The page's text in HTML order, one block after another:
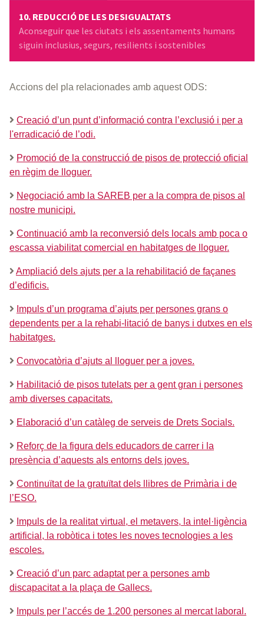
10. REDUCCIÓ DE LES DESIGUALTATS
Aconseguir que les ciutats i els assentaments humans
siguin inclusius, segurs, resilients i sostenibles
Accions del pla relacionades amb aquest ODS:
Creació d’un punt d’informació contra l’exclusió i per a
l'erradicació de l’odi.
Promoció de la construcció de pisos de protecció oficial
en règim de lloguer.
Negociació amb la SAREB per a la compra de pisos al
nostre municipi.
Continuació amb la reconversió dels locals amb poca o
escassa viabilitat comercial en habitatges de lloguer.
Ampliació dels ajuts per a la rehabilitació de façanes
d’edificis.
Impuls d’un programa d’ajuts per persones grans o
dependents per a la rehabi-litació de banys i dutxes en els
habitatges.
Convocatòria d’ajuts al lloguer per a joves.
Habilitació de pisos tutelats per a gent gran i persones
amb diverses capacitats.
Elaboració d’un catàleg de serveis de Drets Socials.
Reforç de la figura dels educadors de carrer i la
presència d’aquests als entorns dels joves.
Continuïtat de la gratuïtat dels llibres de Primària i de
l’ESO.
Impuls de la realitat virtual, el metavers, la intel·ligència
artificial, la robòtica i totes les noves tecnologies a les
escoles.
Creació d’un parc adaptat per a persones amb
discapacitat a la plaça de Gallecs.
Impuls per l’accés de 1.200 persones al mercat laboral.